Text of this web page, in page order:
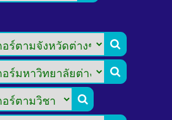


